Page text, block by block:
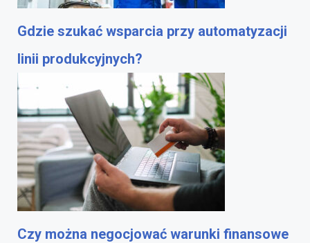
Gdzie szukać wsparcia przy automatyzacji
linii produkcyjnych?
Czy można negocjować warunki finansowe